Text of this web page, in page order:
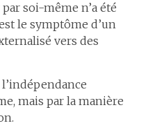
soi-même n’a été
le symptôme d’un
vers des
mais par la manière